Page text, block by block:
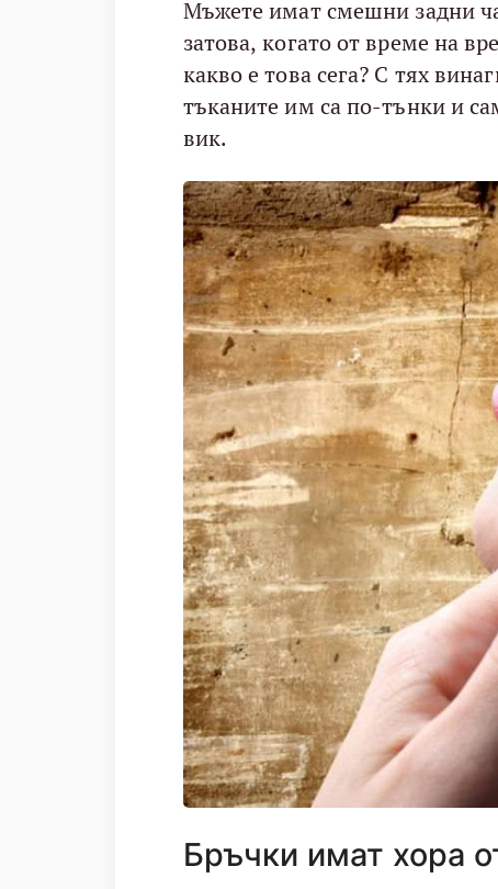
Мъжете имат смешни задни
затова, когато от време на
какво е това сега? С тях
тъканите им са по-тънки и
вик.
Бръчки имат хора